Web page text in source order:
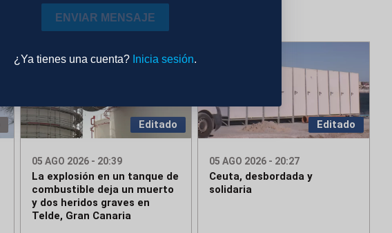
ENVIAR MENSAJE
¿Ya tienes una cuenta? Inicia sesión.
Editado
05 AGO 2026 - 20:39
La explosión en un tanque de
combustible deja un muerto
y dos heridos graves en
Telde, Gran Canaria
Editado
05 AGO 2026 - 20:27
Ceuta, desbordada y
solidaria